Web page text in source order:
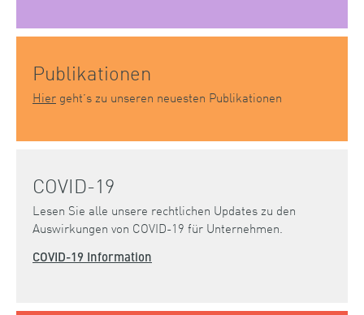
Publikationen
Hier geht’s zu unseren neuesten Publikationen
COVID-19
Lesen Sie alle unsere rechtlichen Updates zu den
Auswirkungen von COVID-19 für Unternehmen.
COVID-19 Information